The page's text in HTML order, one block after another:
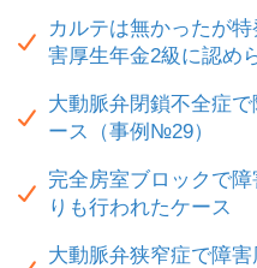
カルテは無かったが
害厚生年金2級に認め
大動脈弁閉鎖不全症
ース（事例№29）
完全房室ブロックで
りも行われたケース
大動脈弁狭窄症で障